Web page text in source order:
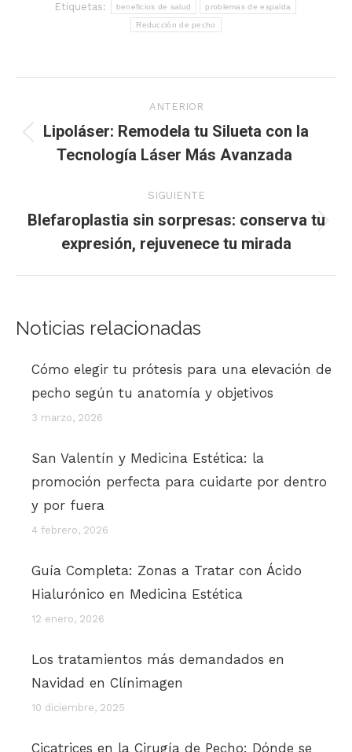
Etiquetas: beneficios de salud problemas de espalda
Reducción de pecho
entre
publicaciones
ANTERIOR
Lipoláser: Remodela tu Silueta con la
Tecnología Láser Más Avanzada
SIGUIENTE
Publicación
Blefaroplastia sin sorpresas: conserva tu
expresión, rejuvenece tu mirada
Noticias relacionadas
Cómo elegir tu prótesis para una elevación de
pecho según tu anatomía y objetivos
3 marzo, 2026
San Valentín y Medicina Estética: la
promoción perfecta para cuidarte por dentro
y por fuera
4 febrero, 2026
Guía Completa: Zonas a Tratar con Ácido
Hialurónico en Medicina Estética
12 enero, 2026
Los tratamientos más demandados en
Navidad en Clínimagen
10 diciembre, 2025
Cicatrices en la Cirugía de Pecho: Dónde se